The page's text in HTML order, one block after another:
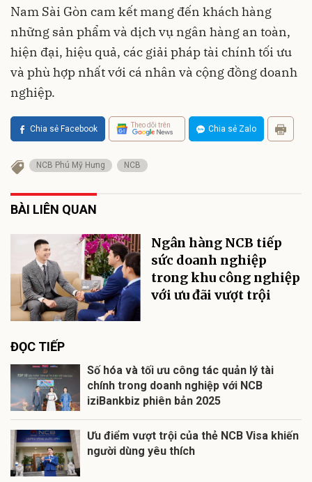
Nam Sài Gòn cam kết mang đến khách hàng
những sản phẩm và dịch vụ ngân hàng an toàn,
hiện đại, hiệu quả, các giải pháp tài chính tối ưu
và phù hợp nhất với cá nhân và cộng đồng doanh
nghiệp.
Chia sẻ Facebook Theo dõi trên Chia sẻ Zalo
NCB Phú Mỹ Hưng NCB
BÀI LIÊN QUAN
Ngân hàng NCB tiếp
sức doanh nghiệp
trong khu công nghiệp
với ưu đãi vượt trội
ĐỌC TIẾP
Số hóa và tối ưu công tác quản lý tài
chính trong doanh nghiệp với NCB
iziBankbiz phiên bản 2025
Ưu điểm vượt trội của thẻ NCB Visa khiến
người dùng yêu thích